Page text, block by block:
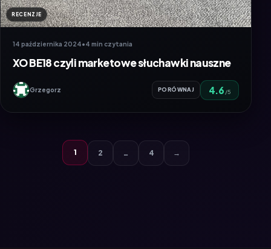
RECENZJE
14 października 2024•4 min czytania
XO BE18 czyli marketowe słuchawki nauszne
Grzegorz PORÓWNAJ 4.6 /5
1 2 … 4 →